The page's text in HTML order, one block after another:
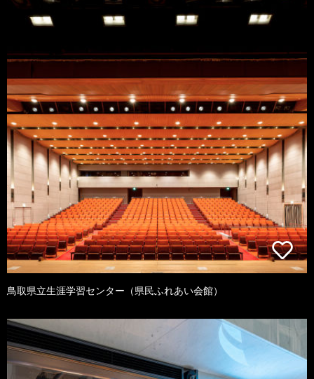
鳥取県立生涯学習センター（県民ふれあい会館）